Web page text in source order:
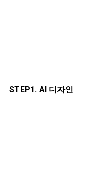
STEP1. AI 디자인